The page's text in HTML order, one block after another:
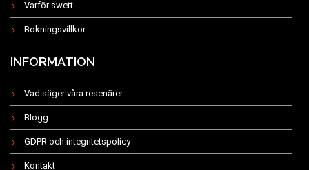
Varför swett
Bokningsvillkor
INFORMATION
Vad säger våra resenärer
Blogg
GDPR och integritetspolicy
Kontakt